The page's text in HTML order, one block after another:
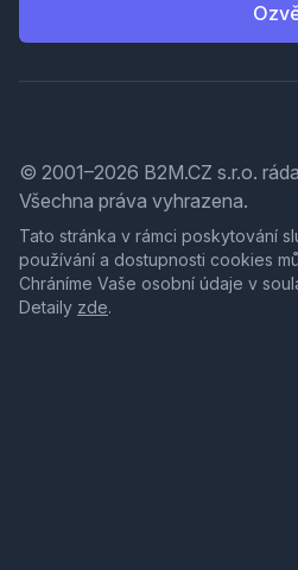
© 2001–2026 B2M.CZ s.r.o. ráda
Všechna práva vyhrazena.
Tato stránka v rámci poskytování
používání a dostupnosti cookies
Chráníme Vaše osobní údaje v
Detaily zde.